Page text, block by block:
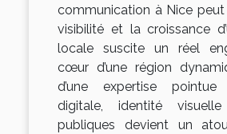
communication à Nice
visibilité et la croissance
locale suscite un réel
cœur d’une région
d’une expertise
digitale, identité
publiques devient un